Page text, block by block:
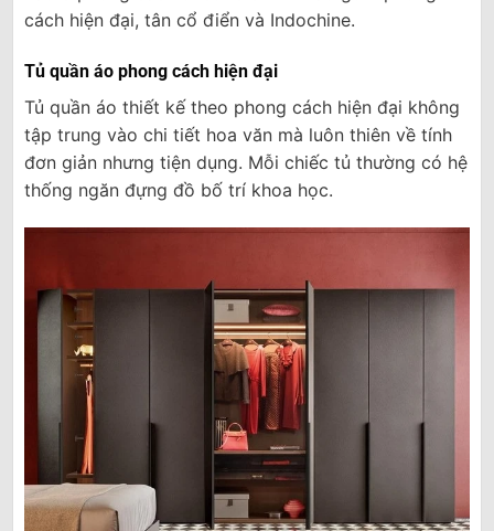
cách hiện đại, tân cổ điển và Indochine.
Tủ quần áo phong cách hiện đại
Tủ quần áo thiết kế theo phong cách hiện đại không
tập trung vào chi tiết hoa văn mà luôn thiên về tính
đơn giản nhưng tiện dụng. Mỗi chiếc tủ thường có hệ
thống ngăn đựng đồ bố trí khoa học.